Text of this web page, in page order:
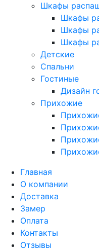
Шкафы
Шкафы
Шкафы
Шкафы
Детские
Спальни
Гостиные
Дизайн
Прихожие
Главная
О компании
Доставка
Замер
Оплата
Контакты
Отзывы